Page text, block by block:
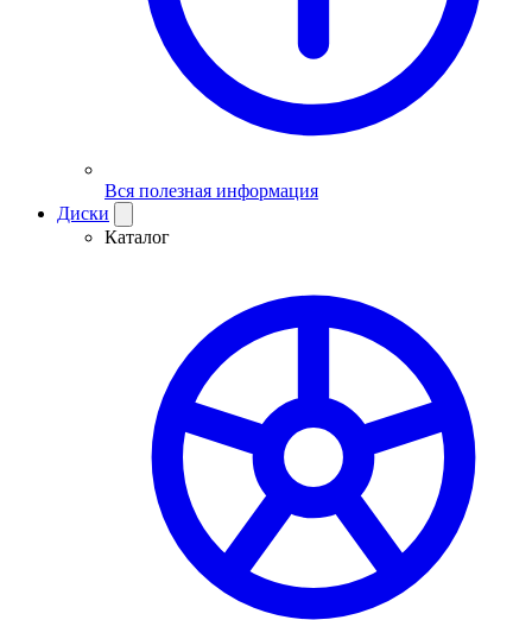
Вся полезная информация
Диски
Каталог